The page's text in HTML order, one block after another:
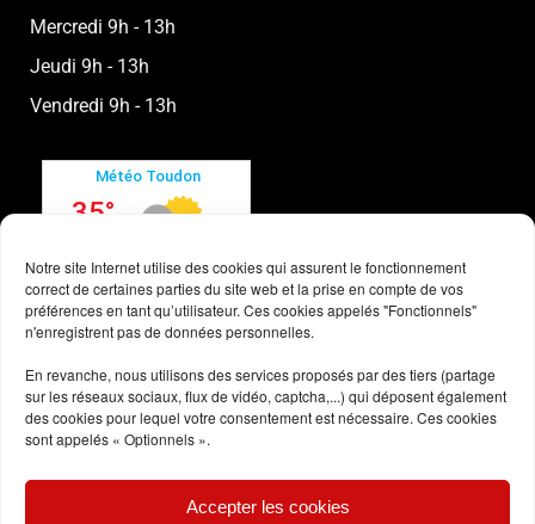
Notre site Internet utilise des cookies qui assurent le fonctionnement
correct de certaines parties du site web et la prise en compte de vos
préférences en tant qu’utilisateur. Ces cookies appelés "Fonctionnels"
n'enregistrent pas de données personnelles.
En revanche, nous utilisons des services proposés par des tiers (partage
sur les réseaux sociaux, flux de vidéo, captcha,...) qui déposent également
des cookies pour lequel votre consentement est nécessaire. Ces cookies
sont appelés « Optionnels ».
Accepter les cookies
Mercredi 9h - 13h
Jeudi 9h - 13h
Vendredi 9h - 13h